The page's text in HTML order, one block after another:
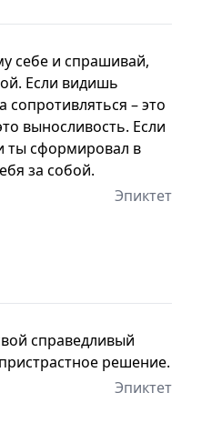
себе и спрашивай,
Если видишь
– это
выносливость. Если
ты сформировал в
за собой.
Эпиктет
справедливый
решение.
Эпиктет